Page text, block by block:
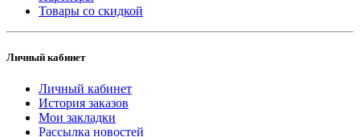
Товары со скидкой
Личный кабинет
Личный кабинет
История заказов
Мои закладки
Рассылка новостей